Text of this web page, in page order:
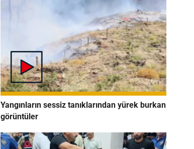
Yangınların sessiz tanıklarından yürek burkan
görüntüler